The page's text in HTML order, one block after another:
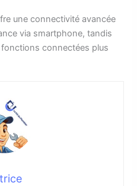
une connectivité avancée
via smartphone, tandis
connectées plus